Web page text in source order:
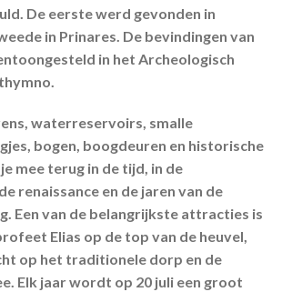
De eerste werd gevonden in
in Prinares. De bevindingen van
in het Archeologisch
waterreservoirs, smalle
bogen, boogdeuren en historische
mee terug in de tijd, in de
renaissance en de jaren van de
Een van de belangrijkste attracties is
Elias op de top van de heuvel,
op het traditionele dorp en de
Elk jaar wordt op 20 juli een groot